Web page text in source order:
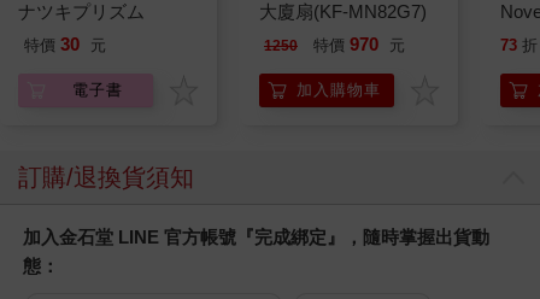
ナツキプリズム
特價 30 元
電子書
大廈扇(KF-MN82G7)
1250 特價 970 元
加入購物車
73 折
訂購/退換貨須知
加入金石堂 LINE 官方帳號『完成綁定』，隨時掌握出貨動
態：